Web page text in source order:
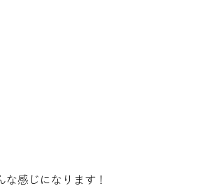
な感じになります！